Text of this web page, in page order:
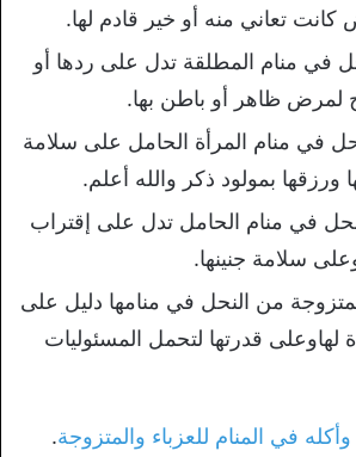
تعاني منه أو خير قادم لها.
في منام المطلقة تدل على ردها أو
لمرض ظاهر أو باطن بها.
في منام المرأة الحامل على سلامة
ورزقها بمولود ذكر والله أعلم.
في منام الحامل تدل على إقتراب
سلامة جنينها.
من النحل في منامها دليل على
لهاوعلى قدرتها لتحمل المسئوليات
في المنام للعزباء والمتزوجة.